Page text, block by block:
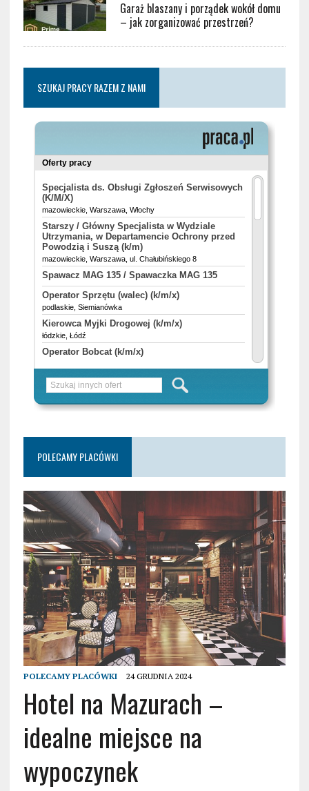
Garaż blaszany i porządek wokół domu
– jak zorganizować przestrzeń?
SZUKAJ PRACY RAZEM Z NAMI
POLECAMY PLACÓWKI
POLECAMY PLACÓWKI 24 GRUDNIA 2024
Hotel na Mazurach –
idealne miejsce na
wypoczynek